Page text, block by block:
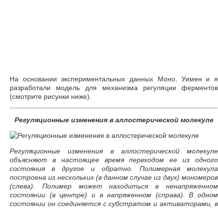
На основании экспериментальных данных Моно, Уимен и я
разработали модель для механизма регуляции ферментов
(смотрите рисунки ниже).
Регуляционные изменения в аллостерической молекуле
Регуляционные изменения в аллостерической молекуле
объясняют в настоящее время переходом ее из одного
состояния в другое и обратно. Полимерная молекула
построена из нескольких (в данном случае из двух) мономеров
(слева). Полимер может находиться в ненапряженном
состоянии (в центре) и в напряженном (справа). В одном
состоянии он соединяется с субстратом и активаторами, в